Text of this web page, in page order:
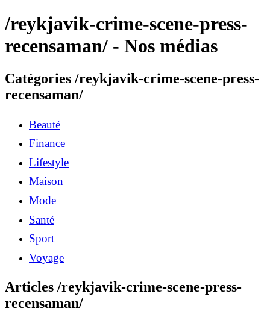
/reykjavik-crime-scene-press-
recensaman/ - Nos médias
Catégories /reykjavik-crime-scene-press-
recensaman/
Beauté
Finance
Lifestyle
Maison
Mode
Santé
Sport
Voyage
Articles /reykjavik-crime-scene-press-
recensaman/